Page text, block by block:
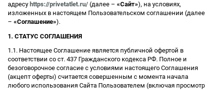
адресу https://privetatlet.ru/ (далее – «Сайт»), на условиях,
изложенных в настоящем Пользовательском соглашении (далее
– «Соглашение»).
1. СТАТУС СОГЛАШЕНИЯ
1.1. Настоящее Соглашение является публичной офертой в
соответствии со ст. 437 Гражданского кодекса РФ. Полное и
безоговорочное согласие с условиями настоящего Соглашения
(акцепт оферты) считается совершенным с момента начала
любого использования Сайта Пользователем (включая просмотр